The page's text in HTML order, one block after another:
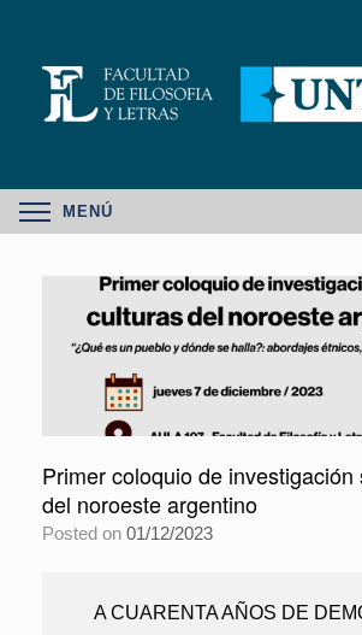
MENÚ
Primer coloquio de
del noroeste argentino
Posted on 01/12/2023
A CUARENTA AÑOS DE